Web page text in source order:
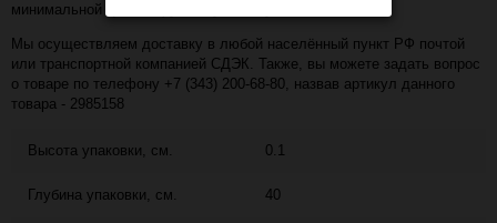
минимальной ценой 5 руб. за упаковку!
Мы осуществляем доставку в любой населённый пункт РФ почтой
или транспортной компанией СДЭК. Также, вы можете задать вопрос
о товаре по телефону +7 (343) 200-68-80, назвав артикул данного
товара - 2985158
Высота упаковки, см. 0.1
Глубина упаковки, см. 40